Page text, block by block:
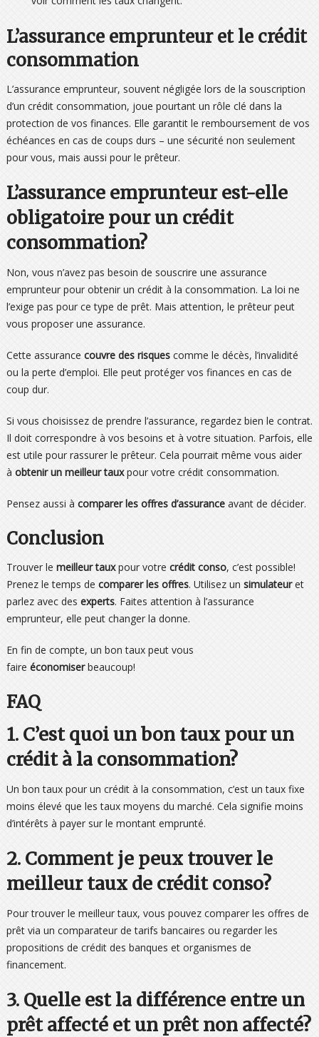
L’assurance emprunteur et le crédit
consommation
L’assurance emprunteur, souvent négligée lors de la souscription
d’un crédit consommation, joue pourtant un rôle clé dans la
protection de vos finances. Elle garantit le remboursement de vos
échéances en cas de coups durs – une sécurité non seulement
pour vous, mais aussi pour le prêteur.
L’assurance emprunteur est-elle
obligatoire pour un crédit
consommation?
Non, vous n’avez pas besoin de souscrire une assurance
emprunteur pour obtenir un crédit à la consommation. La loi ne
l’exige pas pour ce type de prêt. Mais attention, le prêteur peut
vous proposer une assurance.
Cette assurance couvre des risquescomme le décès, l’invalidité
ou la perte d’emploi. Elle peut protéger vos finances en cas de
coup dur.
Si vous choisissez de prendre l’assurance, regardez bien le contrat.
Il doit correspondre à vos besoins et à votre situation. Parfois, elle
est utile pour rassurer le prêteur. Cela pourrait même vous aider
à obtenir un meilleur tauxpour votre crédit consommation.
Pensez aussi à comparer les offres d’assuranceavant de décider.
Conclusion
Trouver le meilleur tauxpour votre crédit conso, c’est possible!
Prenez le temps de comparer les offres. Utilisez un simulateuret
parlez avec des experts. Faites attention à l’assurance
emprunteur, elle peut changer la donne.
En fin de compte, un bon taux peut vous
faire économiserbeaucoup!
FAQ
1. C’est quoi un bon taux pour un
crédit à la consommation?
Un bon taux pour un crédit à la consommation, c’est un taux fixe
moins élevé que les taux moyens du marché. Cela signifie moins
d’intérêts à payer sur le montant emprunté.
2. Comment je peux trouver le
meilleur taux de crédit conso?
Pour trouver le meilleur taux, vous pouvez comparer les offres de
prêt via un comparateur de tarifs bancaires ou regarder les
propositions de crédit des banques et organismes de
financement.
3. Quelle est la différence entre un
prêt affecté et un prêt non affecté?